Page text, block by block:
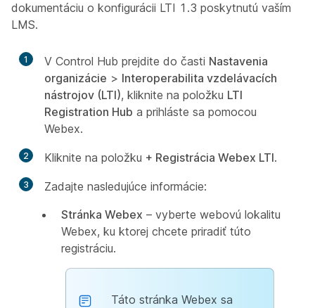
dokumentáciu o konfigurácii LTI 1.3 poskytnutú vaším
LMS.
1 V Control Hub prejdite do časti Nastavenia
organizácie > Interoperabilita vzdelávacích
nástrojov (LTI), kliknite na položku LTI
Registration Hub a prihláste sa pomocou
Webex.
2 Kliknite na položku + Registrácia Webex LTI.
3
Zadajte nasledujúce informácie:
Stránka Webex – vyberte webovú lokalitu
Webex, ku ktorej chcete priradiť túto
registráciu.
Táto stránka Webex sa